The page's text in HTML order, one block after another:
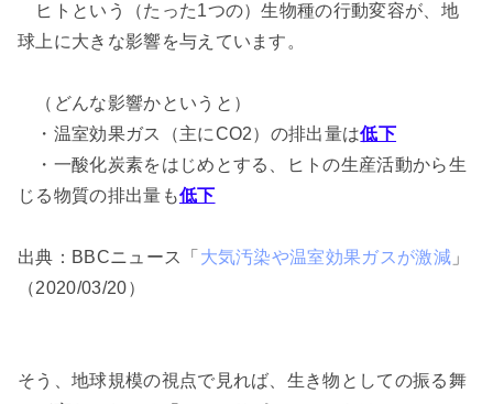
ヒトという（たった1つの）生物種の行動変容が、地
球上に大きな影響を与えています。
（どんな影響かというと）
・温室効果ガス（主にCO2）の排出量は低下
・一酸化炭素をはじめとする、ヒトの生産活動から生
じる物質の排出量も低下
出典：BBCニュース「 大気汚染や温室効果ガスが激減 」
（2020/03/20）
そう、地球規模の視点で見れば、生き物としての振る舞